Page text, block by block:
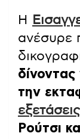
Η
ανέσυρε
δίνοντας
την
εξετάσεις
Ρούτσι